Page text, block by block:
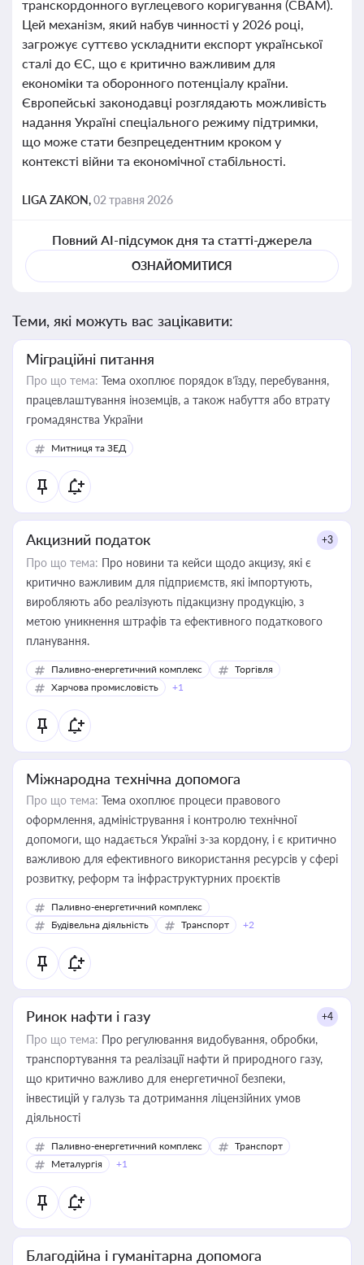
транскордонного вуглецевого коригування (CBAM).
Цей механізм, який набув чинності у 2026 році,
загрожує суттєво ускладнити експорт української
сталі до ЄС, що є критично важливим для
економіки та оборонного потенціалу країни.
Європейські законодавці розглядають можливість
надання Україні спеціального режиму підтримки,
що може стати безпрецедентним кроком у
контексті війни та економічної стабільності.
LIGA ZAKON,02 травня 2026
Повний AI-підсумок дня та статті-джерела
ОЗНАЙОМИТИСЯ
Теми, які можуть вас зацікавити:
Міграційні питання
Про що тема: Тема охоплює порядок в’їзду, перебування,
працевлаштування іноземців, а також набуття або втрату
громадянства України
Митниця та ЗЕД
Акцизний податок +3
Про що тема: Про новини та кейси щодо акцизу, які є
критично важливим для підприємств, які імпортують,
виробляють або реалізують підакцизну продукцію, з
метою уникнення штрафів та ефективного податкового
планування.
Паливно-енергетичний комплекс
Торгівля
Харчова промисловість
+1
Міжнародна технічна допомога
Про що тема: Тема охоплює процеси правового
оформлення, адміністрування і контролю технічної
допомоги, що надається Україні з-за кордону, і є критично
важливою для ефективного використання ресурсів у сфері
розвитку, реформ та інфраструктурних проєктів
Паливно-енергетичний комплекс
Будівельна діяльність
Транспорт +2
Ринок нафти і газу +4
Про що тема: Про регулювання видобування, обробки,
транспортування та реалізації нафти й природного газу,
що критично важливо для енергетичної безпеки,
інвестицій у галузь та дотримання ліцензійних умов
діяльності
Паливно-енергетичний комплекс
Транспорт
Металургія
+1
Благодійна і гуманітарна допомога